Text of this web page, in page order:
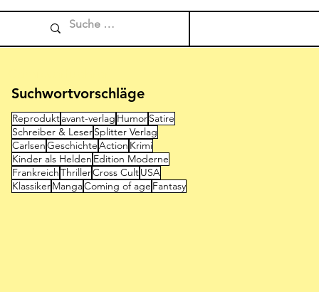
Suchwortvorschläge
Reproduktavant-verlag HumorSatire
Schreiber & LeserSplitter Verlag
CarlsenGeschichteAction Krimi
Kinder als Helden Edition Moderne
FrankreichThrillerCross CultUSA
KlassikerMangaComing of age Fantasy